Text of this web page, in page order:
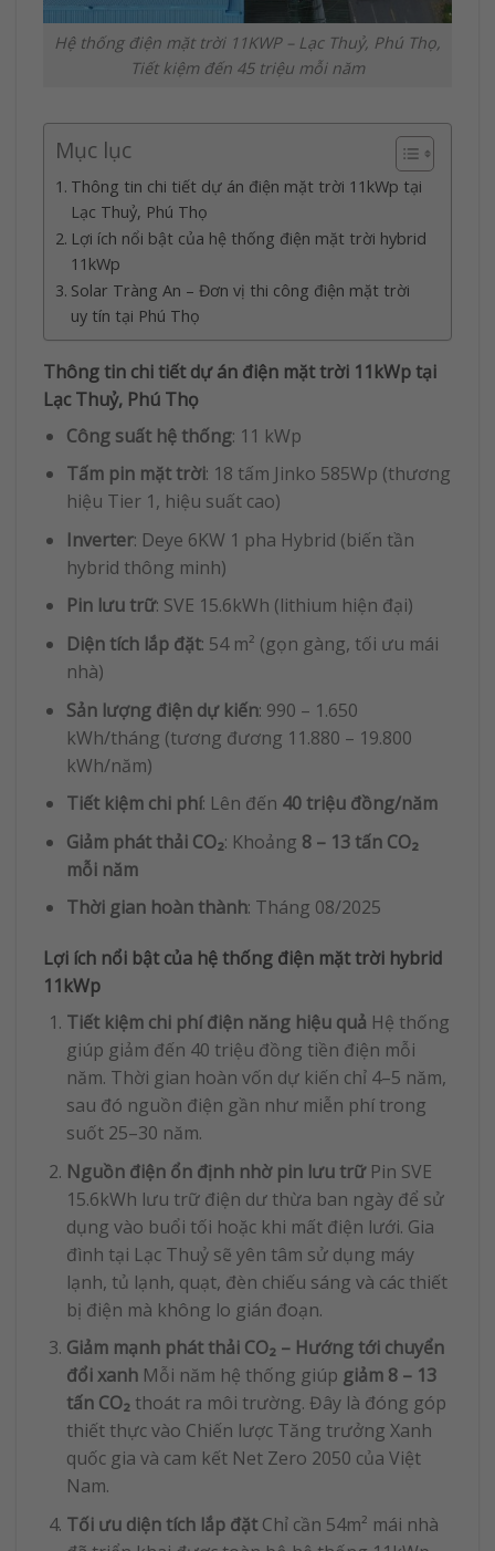
Hệ thống điện mặt trời 11KWP – Lạc Thuỷ, Phú Thọ,
Tiết kiệm đến 45 triệu mỗi năm
Mục lục
Thông tin chi tiết dự án điện mặt trời 11kWp tại
Lạc Thuỷ, Phú Thọ
Lợi ích nổi bật của hệ thống điện mặt trời hybrid
11kWp
Solar Tràng An – Đơn vị thi công điện mặt trời
uy tín tại Phú Thọ
Thông tin chi tiết dự án điện mặt trời 11kWp tại
Lạc Thuỷ, Phú Thọ
Công suất hệ thống: 11 kWp
Tấm pin mặt trời: 18 tấm Jinko 585Wp (thương
hiệu Tier 1, hiệu suất cao)
Inverter: Deye 6KW 1 pha Hybrid (biến tần
hybrid thông minh)
Pin lưu trữ: SVE 15.6kWh (lithium hiện đại)
Diện tích lắp đặt: 54 m² (gọn gàng, tối ưu mái
nhà)
Sản lượng điện dự kiến: 990 – 1.650
kWh/tháng (tương đương 11.880 – 19.800
kWh/năm)
Tiết kiệm chi phí: Lên đến 40 triệu đồng/năm
Giảm phát thải CO₂: Khoảng 8 – 13 tấn CO₂
mỗi năm
Thời gian hoàn thành: Tháng 08/2025
Lợi ích nổi bật của hệ thống điện mặt trời hybrid
11kWp
Tiết kiệm chi phí điện năng hiệu quả Hệ thống
giúp giảm đến 40 triệu đồng tiền điện mỗi
năm. Thời gian hoàn vốn dự kiến chỉ 4–5 năm,
sau đó nguồn điện gần như miễn phí trong
suốt 25–30 năm.
Nguồn điện ổn định nhờ pin lưu trữPin SVE
15.6kWh lưu trữ điện dư thừa ban ngày để sử
dụng vào buổi tối hoặc khi mất điện lưới. Gia
đình tại Lạc Thuỷ sẽ yên tâm sử dụng máy
lạnh, tủ lạnh, quạt, đèn chiếu sáng và các thiết
bị điện mà không lo gián đoạn.
Giảm mạnh phát thải CO₂ – Hướng tới chuyển
đổi xanhMỗi năm hệ thống giúp giảm 8 – 13
tấn CO₂thoát ra môi trường. Đây là đóng góp
thiết thực vào Chiến lược Tăng trưởng Xanh
quốc gia và cam kết Net Zero 2050 của Việt
Nam.
Tối ưu diện tích lắp đặtChỉ cần 54m² mái nhà